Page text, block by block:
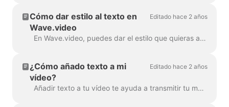
Cómo dar estilo al texto en
Wave.video
Editado hace 2 años
En Wave.video, puedes dar el estilo que quieras a tu texto en vídeo. Estas son las opciones de edición que tienes: Cambiar el tipo de letra Cambiar la co...
¿Cómo añado texto a mi
vídeo?
Editado hace 2 años
Añadir texto a tu vídeo te ayuda a transmitir tu mensaje, incluso cuando los espectadores ven el vídeo con el sonido apagado. En Wave.video, puedes hacer precisamente ...